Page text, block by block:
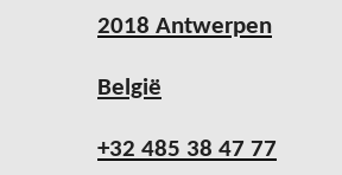
2018 Antwerpen
België
+32 485 38 47 77